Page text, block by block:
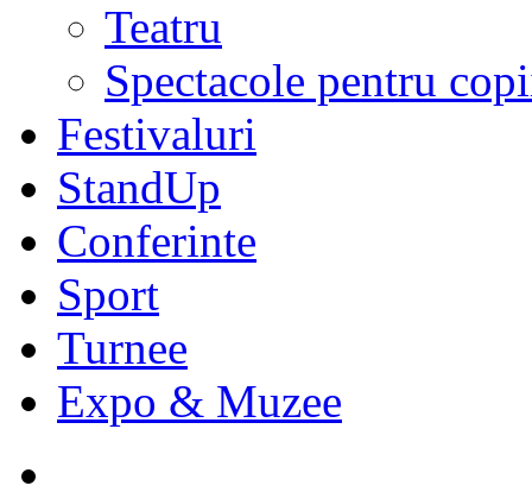
Teatru
Spectacole pentru
Festivaluri
StandUp
Conferinte
Sport
Turnee
Expo & Muzee